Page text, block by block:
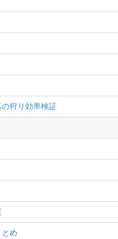
狩り効率検証
め